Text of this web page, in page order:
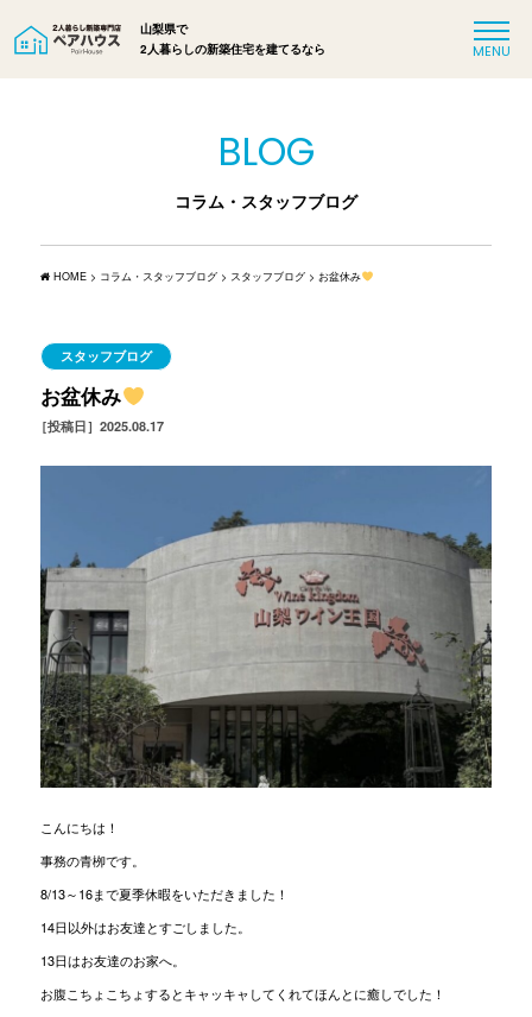
山梨県で
2人暮らしの新築住宅を建てるなら
BLOG
コラム・スタッフブログ
HOME > コラム・スタッフブログ > スタッフブログ >お盆休み
スタッフブログ
お盆休み
［投稿日］2025.08.17
こんにちは！
事務の青栁です。
8/13～16まで夏季休暇をいただきました！
14日以外はお友達とすごしました。
13日はお友達のお家へ。
お腹こちょこちょするとキャッキャしてくれてほんとに癒しでした！